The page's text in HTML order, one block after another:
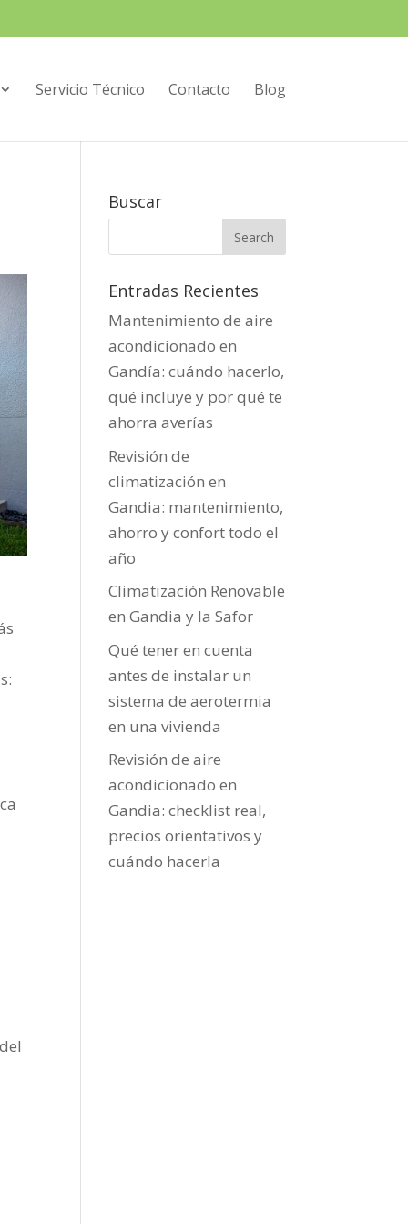
Servicio Técnico Contacto Blog
Buscar
Entradas Recientes
Mantenimiento de aire
acondicionado en
Gandía: cuándo hacerlo,
qué incluye y por qué te
ahorra averías
Revisión de
climatización en
Gandia: mantenimiento,
ahorro y confort todo el
año
Climatización Renovable
en Gandia y la Safor
Qué tener en cuenta
antes de instalar un
sistema de aerotermia
en una vivienda
Revisión de aire
acondicionado en
Gandia: checklist real,
precios orientativos y
cuándo hacerla